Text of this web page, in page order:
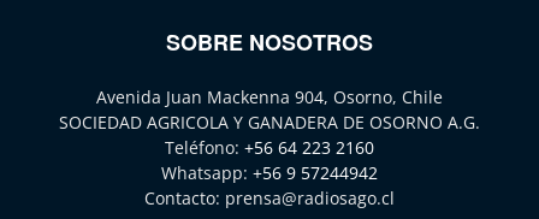
SOBRE NOSOTROS
Avenida Juan Mackenna 904, Osorno, Chile
SOCIEDAD AGRICOLA Y GANADERA DE OSORNO A.G.
Teléfono: +56 64 223 2160
Whatsapp: +56 9 57244942
Contacto: prensa@radiosago.cl